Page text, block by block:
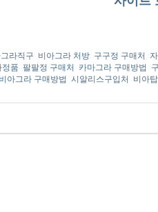
라직구 비아그라 처방 구구정 구매처
정품 팔팔정 구매처 카마그라 구매방법
비아그라 구매방법 시알리스구입처 비아탑